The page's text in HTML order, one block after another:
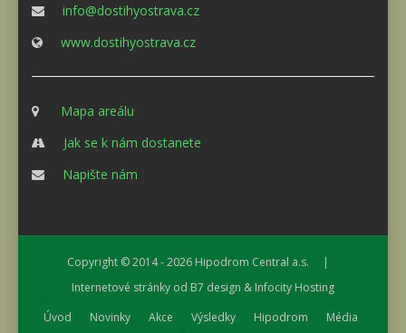
info@dostihyostrava.cz
www.dostihyostrava.cz
Mapa areálu
Jak se k nám dostanete
Napište nám
Copyright © 2014 - 2026 Hipodrom Central a.s. |
Internetové stránky od B7 design & Infocity Hosting
Úvod
Novinky Akce Výsledky Hipodrom
Média